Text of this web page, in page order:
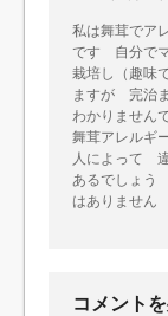
私は舞茸でア
です 自分で
栽培し（趣味
ますが 完治
わかりません
舞茸アレルギ
人によって
あるでしょう
はありません
コメント